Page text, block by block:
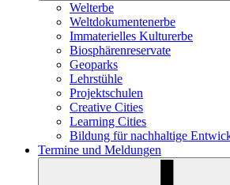
Welterbe
Weltdokumentenerbe
Immaterielles Kulturerbe
Biosphärenreservate
Geoparks
Lehrstühle
Projektschulen
Creative Cities
Learning Cities
Bildung für nachhaltige
Termine und Meldungen